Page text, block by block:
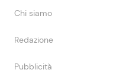
Chi siamo
Redazione
Pubblicità